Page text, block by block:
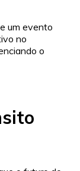
um evento
no
o